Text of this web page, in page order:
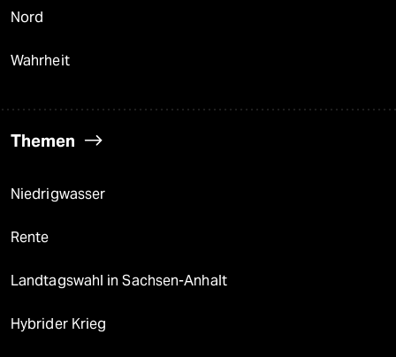
Nord
Wahrheit
Themen
Niedrigwasser
Rente
Landtagswahl in Sachsen-Anhalt
Hybrider Krieg